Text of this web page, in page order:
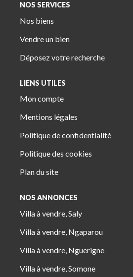
NOS SERVICES
Nos biens
Vendre un bien
Déposez votre recherche
LIENS UTILES
Mon compte
Mentions légales
Politique de confidentialité
Politique des cookies
Plan du site
NOS ANNONCES
Villa à vendre, Saly
Villa à vendre, Ngaparou
Villa à vendre, Nguerigne
Villa à vendre, Somone